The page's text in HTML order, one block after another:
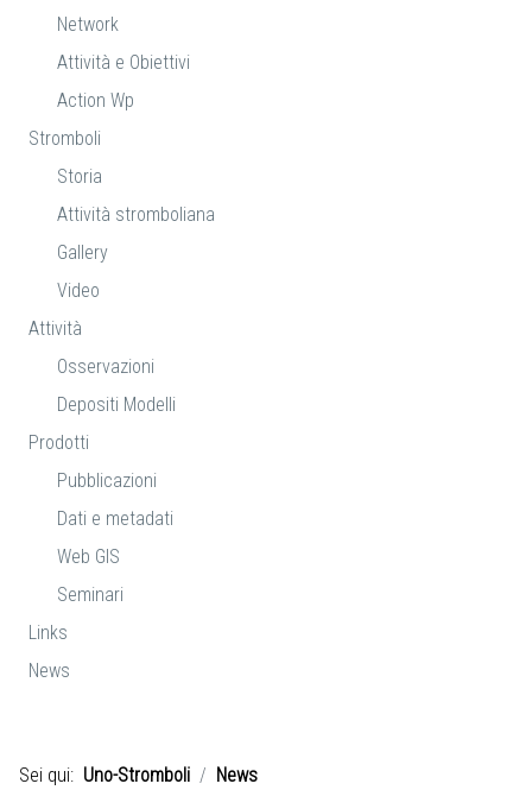
Network
Attività e Obiettivi
Action Wp
Stromboli
Storia
Attività stromboliana
Gallery
Video
Attività
Osservazioni
Depositi Modelli
Prodotti
Pubblicazioni
Dati e metadati
Web GIS
Seminari
Links
News
Sei qui: Uno-Stromboli News